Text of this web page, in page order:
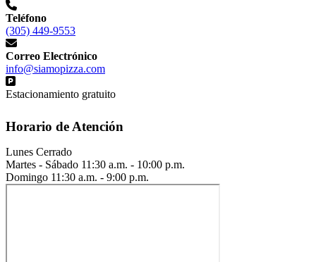
Teléfono
(305) 449-9553
Correo Electrónico
info@siamopizza.com
Estacionamiento gratuito
Horario de Atención
Lunes Cerrado
Martes - Sábado 11:30 a.m. - 10:00 p.m.
Domingo 11:30 a.m. - 9:00 p.m.